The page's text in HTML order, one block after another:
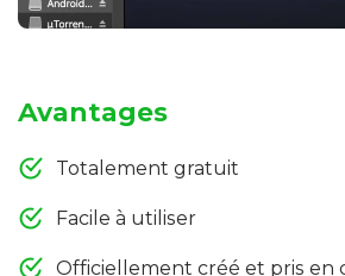
Avantages
Totalement gratuit
Facile à utiliser
Officiellement créé et pris en